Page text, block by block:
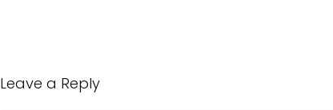
Leave a Reply